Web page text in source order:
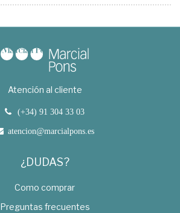
Atención al cliente
(+34) 91 304 33 03
atencion@marcialpons.es
¿DUDAS?
Como comprar
Preguntas frecuentes